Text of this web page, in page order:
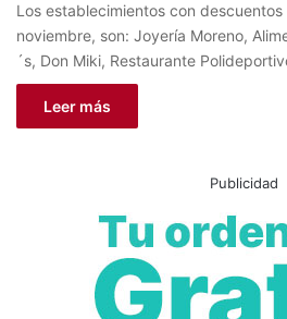
Los establecimientos con
noviembre, son: Joyería Moreno,
´s, Don Miki, Restaurante
Leer más
Publicidad